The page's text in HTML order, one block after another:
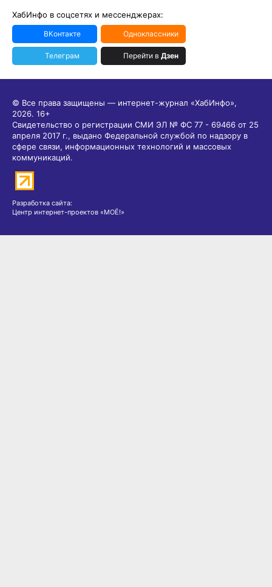
ХабИнфо в соцсетях и мессенджерах:
ВКонтакте Одноклассники
Телеграм Перейти в Дзен
© Все права защищены — интернет-журнал «ХабИнфо»,
2026. 16+
Свидетельство о регистрации СМИ ЭЛ № ФС 77 - 69466 от 25
апреля 2017 г., выдано Федеральной службой по надзору в
сфере связи, информационных технологий и массовых
коммуникаций.
Разработка сайта:
Центр интернет-проектов «МОЁ!»